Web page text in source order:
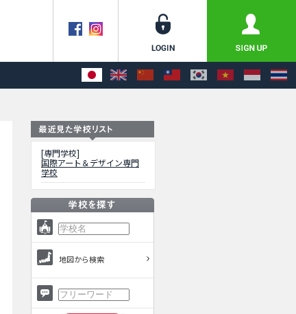
[専門学校]
国際アート＆デザイン専門
学校
地図から検索